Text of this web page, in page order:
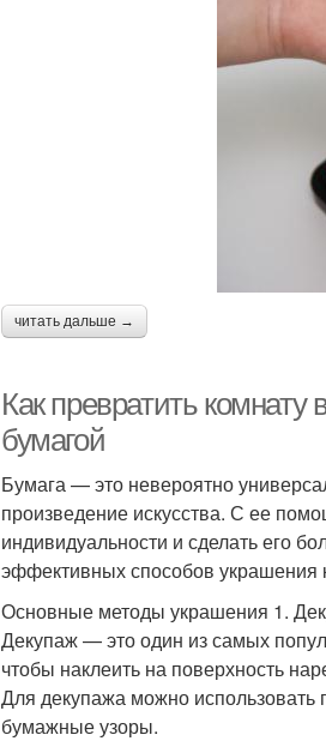
читать дальше →
Как превратить
бумагой
Бумага — это невероятно
произведение искусства. С ее
индивидуальности и сделать его
эффективных способов украшения
Основные методы украшения 1.
Декупаж — это один из самых
чтобы наклеить на поверхность
Для декупажа можно
бумажные узоры.